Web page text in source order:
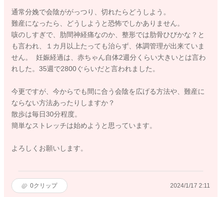
通常分娩で会陰ががっつり、切れたらどうしよう。
難産になったら、どうしようと恐怖でしかありません。
咳のしすぎで、肋間神経痛なのか、整形では肋骨ひびかな？と
も言われ、１カ月以上たっても治らず、体調管理が出来ていま
せん。 妊娠経過は、赤ちゃん自体2週分くらい大きいとは言わ
れした。35週で2800ぐらいだと言われました。
今更ですが、今からでも間に合う会陰を広げる方法や、難産に
ならない方法あったりしますか？
散歩は毎日30分程度。
簡単なストレッチは始めようと思っています。
よろしくお願いします。
0クリップ 2024/1/17 2:11